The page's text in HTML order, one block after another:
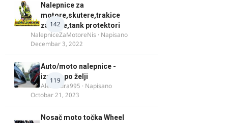
142
Nalepnice za
motore,skutere,trakice
za felne,tank protektori
NalepniceZaMotoreNis · Napisano
Decembar 3, 2022
119
Auto/moto nalepnice -
izrada po želji
Alexandra995 · Napisano
Octobar 21, 2023
Nosač moto točka Wheel